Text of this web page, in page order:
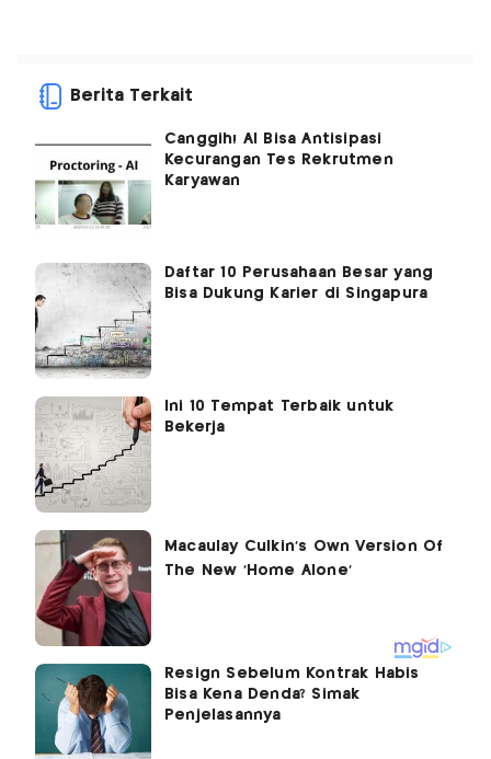
Berita Terkait
Canggih! AI Bisa Antisipasi
Kecurangan Tes Rekrutmen
Karyawan
Daftar 10 Perusahaan Besar yang
Bisa Dukung Karier di Singapura
Ini 10 Tempat Terbaik untuk
Bekerja
Resign Sebelum Kontrak Habis
Bisa Kena Denda? Simak
Penjelasannya